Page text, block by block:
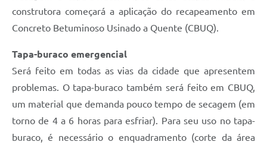
construtora começará a aplicação do recapeamento em
Concreto Betuminoso Usinado a Quente (CBUQ).
Tapa-buraco emergencial
Será feito em todas as vias da cidade que apresentem
problemas. O tapa-buraco também será feito em CBUQ,
um material que demanda pouco tempo de secagem (em
torno de 4 a 6 horas para esfriar). Para seu uso no tapa-
buraco, é necessário o enquadramento (corte da área